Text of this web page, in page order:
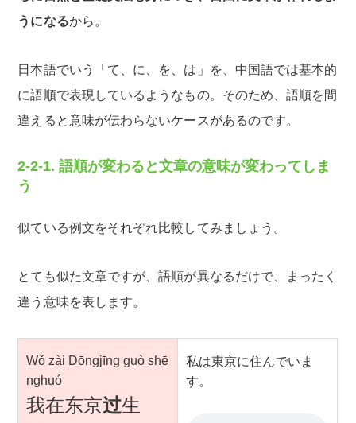
うになるから。
日本語でいう「て、に、を、は」を、中国語では基本的
に語順で表現しているようなもの。そのため、語順を間
違えると意味が伝わらないケースがあるのです。
2-2-1. 語順が変わると文章の意味が変わってしま
う
似ている例文をそれぞれ比較してみましょう。
とても似た文章ですが、語順が異なるだけで、まったく
違う意味を表します。
Wǒ zài Dōngjīng guò shē
nghuó
我在东京过生
私は東京に住んでいま
す。